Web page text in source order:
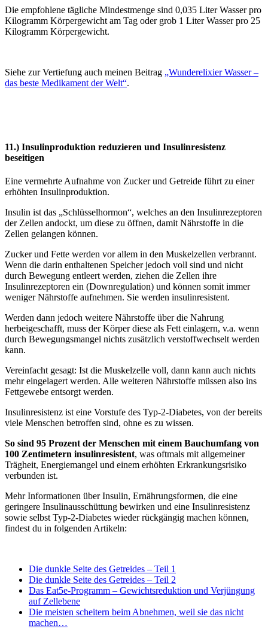
Die empfohlene tägliche Mindestmenge sind 0,035 Liter Wasser pro
Kilogramm Körpergewicht am Tag oder grob 1 Liter Wasser pro 25
Kilogramm Körpergewicht.
Siehe zur Vertiefung auch meinen Beitrag „Wunderelixier Wasser –
das beste Medikament der Welt“.
11.) Insulinproduktion reduzieren und Insulinresistenz
beseitigen
Eine vermehrte Aufnahme von Zucker und Getreide führt zu einer
erhöhten Insulinproduktion.
Insulin ist das „Schlüsselhormon“, welches an den Insulinrezeptoren
der Zellen andockt, um diese zu öffnen, damit Nährstoffe in die
Zellen gelangen können.
Zucker und Fette werden vor allem in den Muskelzellen verbrannt.
Wenn die darin enthaltenen Speicher jedoch voll sind und nicht
durch Bewegung entleert werden, ziehen die Zellen ihre
Insulinrezeptoren ein (Downregulation) und können somit immer
weniger Nährstoffe aufnehmen. Sie werden insulinresistent.
Werden dann jedoch weitere Nährstoffe über die Nahrung
herbeigeschafft, muss der Körper diese als Fett einlagern, v.a. wenn
durch Bewegungsmangel nichts zusätzlich verstoffwechselt werden
kann.
Vereinfacht gesagt: Ist die Muskelzelle voll, dann kann auch nichts
mehr eingelagert werden. Alle weiteren Nährstoffe müssen also ins
Fettgewebe entsorgt werden.
Insulinresistenz ist eine Vorstufe des Typ-2-Diabetes, von der bereits
viele Menschen betroffen sind, ohne es zu wissen.
So sind 95 Prozent der Menschen mit einem Bauchumfang von
100 Zentimetern insulinresistent, was oftmals mit allgemeiner
Trägheit, Energiemangel und einem erhöhten Erkrankungsrisiko
verbunden ist.
Mehr Informationen über Insulin, Ernährungsformen, die eine
geringere Insulinausschüttung bewirken und eine Insulinresistenz
sowie selbst Typ-2-Diabetes wieder rückgängig machen können,
findest du in folgenden Artikeln:
Die dunkle Seite des Getreides – Teil 1
Die dunkle Seite des Getreides – Teil 2
Das Eat5e-Programm – Gewichtsreduktion und Verjüngung
auf Zellebene
Die meisten scheitern beim Abnehmen, weil sie das nicht
machen…